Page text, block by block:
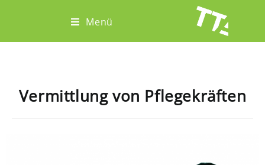
Menü
Vermittlung von Pflegekräften